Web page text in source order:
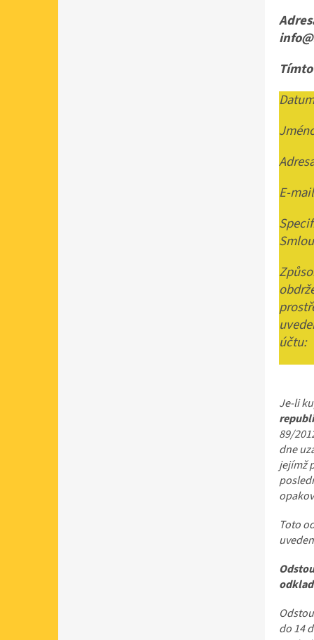
E-
účtu:
Je-li
89/
dne
jejímž
Toto
do 14